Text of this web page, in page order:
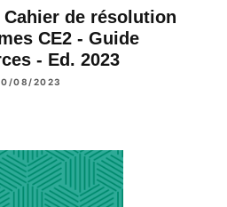
de résolution
CE2 - Guide
- Ed. 2023
08/2023